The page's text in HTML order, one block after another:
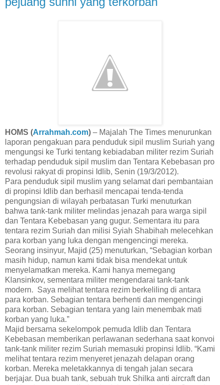
HOMS (Arrahmah.com) – Majalah The Times menurunkan
laporan pengakuan para penduduk sipil muslim Suriah yang
mengungsi ke Turki tentang kebiadaban militer rezim Suriah
terhadap penduduk sipil muslim dan Tentara Kebebasan pro
revolusi rakyat di propinsi Idlib, Senin (19/3/2012).
Para penduduk sipil muslim yang selamat dari pembantaian
di propinsi Idlib dan berhasil mencapai tenda-tenda
pengungsian di wilayah perbatasan Turki menuturkan
bahwa tank-tank militer melindas jenazah para warga sipil
dan Tentara Kebebasan yang gugur. Sementara itu para
tentara rezim Suriah dan milisi Syiah Shabihah melecehkan
para korban yang luka dengan mengencingi mereka.
Seorang insinyur, Majid (25) menuturkan, “Sebagian korban
masih hidup, namun kami tidak bisa mendekat untuk
menyelamatkan mereka. Kami hanya memegang
Klansinkov, sementara militer mengendarai tank-tank
modern. Saya melihat tentara rezim berkeliling di antara
para korban. Sebagian tentara berhenti dan mengencingi
para korban. Sebagian tentara yang lain menembak mati
korban yang luka.”
Majid bersama sekelompok pemuda Idlib dan Tentara
Kebebasan memberikan perlawanan sederhana saat konvoi
tank-tank militer rezim Suriah memasuki propinsi Idlib. “Kami
melihat tentara rezim menyeret jenazah delapan orang
korban. Mereka meletakkannya di tengah jalan secara
berjajar. Dua buah tank, sebuah truk Shilka anti aircraft dan